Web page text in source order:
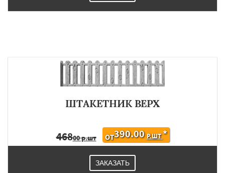
ШТАКЕТНИК ВЕРХ
46800 р.шт ОТ390.00 Р.ШТ*
ЗАКАЗАТЬ